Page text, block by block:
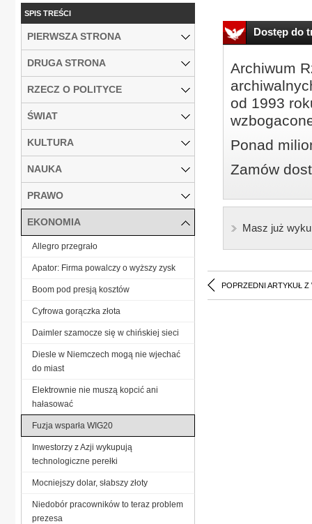
Dostęp do
Archiwum
od 1993
Ponad
Zamów
Masz już
POPRZEDNI ARTYKUŁ Z
SPIS TREŚCI
PIERWSZA STRONA
DRUGA STRONA
RZECZ O POLITYCE
ŚWIAT
KULTURA
NAUKA
PRAWO
EKONOMIA
Allegro przegrało
Apator: Firma powalczy o wyższy zysk
Boom pod presją kosztów
Cyfrowa gorączka złota
Daimler szamocze się w chińskiej sieci
Diesle w Niemczech mogą nie wjechać
do miast
Elektrownie nie muszą kopcić ani
hałasować
Fuzja wsparła WIG20
Inwestorzy z Azji wykupują
technologiczne perełki
Mocniejszy dolar, słabszy złoty
Niedobór pracowników to teraz problem
prezesa